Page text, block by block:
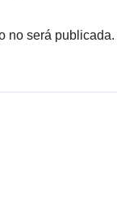
no será publicada.